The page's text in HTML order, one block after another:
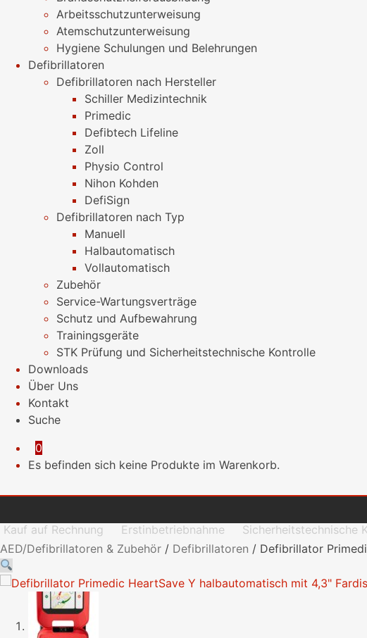
Arbeitsschutzunterweisung
Atemschutzunterweisung
Hygiene Schulungen und Belehrungen
Defibrillatoren
Defibrillatoren nach Hersteller
Schiller Medizintechnik
Primedic
Defibtech Lifeline
Zoll
Physio Control
Nihon Kohden
DefiSign
Defibrillatoren nach Typ
Manuell
Halbautomatisch
Vollautomatisch
Zubehör
Service-Wartungsverträge
Schutz und Aufbewahrung
Trainingsgeräte
STK Prüfung und Sicherheitstechnische Kontrolle
Downloads
Über Uns
Kontakt
Suche
0
Es befinden sich keine Produkte im Warenkorb.
Kauf auf Rechnung Erstinbetriebnahme Sicherheitstechnische
AED/Defibrillatoren & Zubehör / Defibrillatoren / Defibrillator